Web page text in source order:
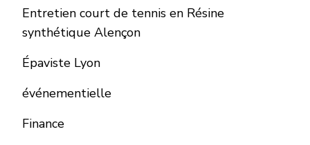
Entretien court de tennis en Résine
synthétique Alençon
Épaviste Lyon
événementielle
Finance